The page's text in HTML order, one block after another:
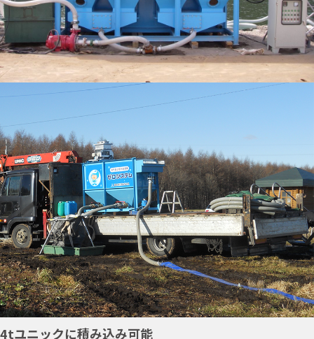
4tユニックに積み込み可能